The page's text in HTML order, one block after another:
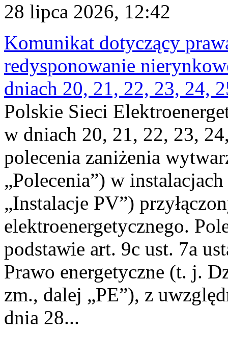
28 lipca 2026, 12:42
Komunikat dotyczący
redysponowanie
dniach 20, 21, 22, 23, 24,
Polskie Sieci
w dniach 20, 21, 22, 23,
polecenia zaniżenia
„Polecenia”) w
„Instalacje PV”)
elektroenergetycznego.
podstawie art. 9c ust. 7a
Prawo energetyczne (t. j.
zm., dalej „PE”), z
dnia 28...